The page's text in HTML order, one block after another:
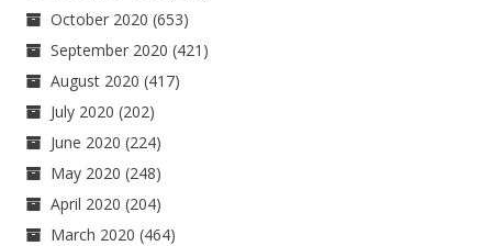
October 2020 (653)
September 2020 (421)
August 2020 (417)
July 2020 (202)
June 2020 (224)
May 2020 (248)
April 2020 (204)
March 2020 (464)